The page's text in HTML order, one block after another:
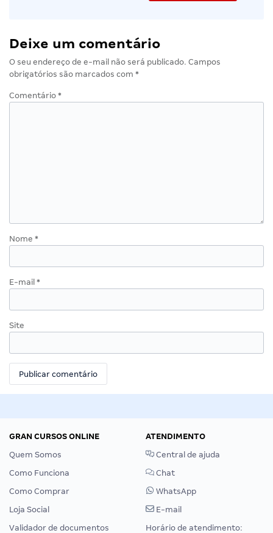
Deixe um comentário
O seu endereço de e-mail não será publicado. Campos
obrigatórios são marcados com *
Comentário *
Nome *
E-mail *
Site
GRAN CURSOS ONLINE
Quem Somos
Como Funciona
Como Comprar
Loja Social
Validador de documentos
ATENDIMENTO
Central de ajuda
Chat
WhatsApp
E-mail
Horário de atendimento: